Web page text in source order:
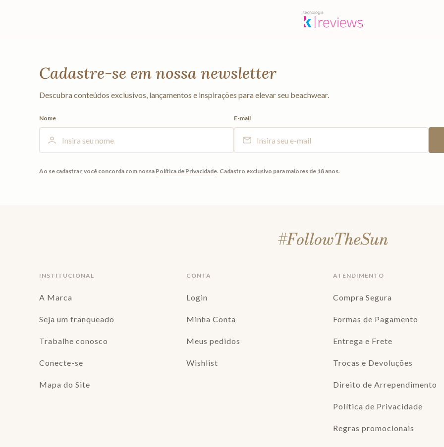
Cadastre-se em nossa newsletter
Descubra conteúdos exclusivos, lançamentos e inspirações para elevar seu beachwear.
Nome E-mail
Ao se cadastrar, você concorda com nossa Política de Privacidade. Cadastro exclusivo para maiores de 18 anos.
INSTITUCIONAL
A Marca
Seja um franqueado
Trabalhe conosco
Conecte-se
Mapa do Site
CONTA
Login
Minha Conta
Meus pedidos
Wishlist
ATENDIMENTO
Compra Segura
Formas de Pagamento
Entrega e Frete
Trocas e Devoluções
Direito de Arrependimento
Política de Privacidade
Regras promocionais